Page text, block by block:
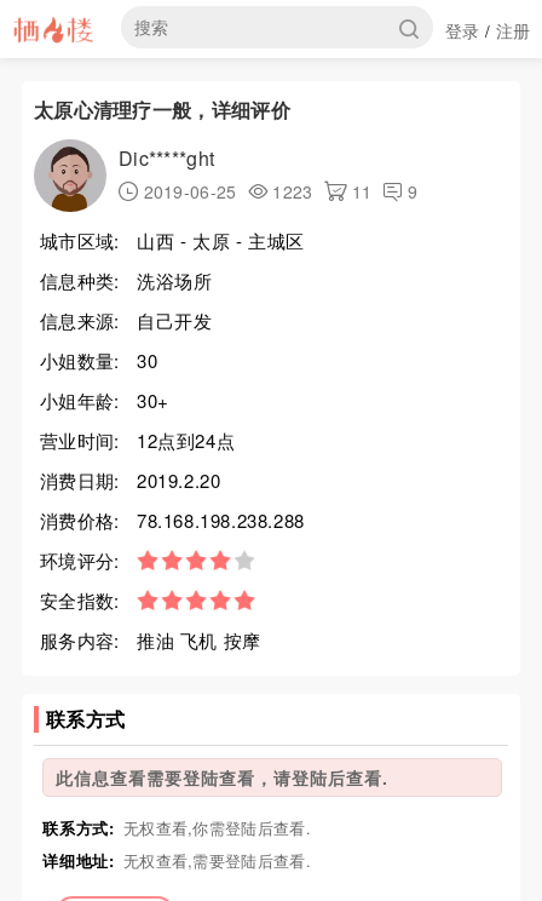
登录 / 注册
太原心清理疗一般，详细评价
Dic*****ght
2019-06-25 1223 11 9
城市区域:
山西 - 太原 - 主城区
信息种类:
洗浴场所
信息来源:
自己开发
小姐数量:
30
小姐年龄:
30+
营业时间:
12点到24点
消费日期:
2019.2.20
消费价格:
78.168.198.238.288
环境评分:
安全指数:
服务内容:
推油 飞机 按摩
联系方式
此信息查看需要登陆查看，请登陆后查看.
联系方式: 无权查看,你需登陆后查看.
详细地址: 无权查看,需要登陆后查看.